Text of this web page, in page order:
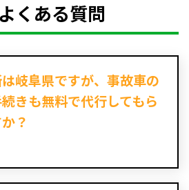
くある質問
岐阜県ですが、事故車の
きも無料で代行してもら
？